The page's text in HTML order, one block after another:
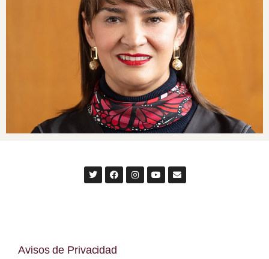
Avisos de Privacidad